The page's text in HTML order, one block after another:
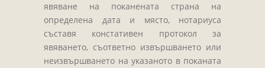
БЛАНКИ
ТАКСИ
явяване на поканената страна на
определена дата и място, нотариуса
съставя констативен протокол за
явяването, съответно извършването или
неизвършването на указаното в поканата